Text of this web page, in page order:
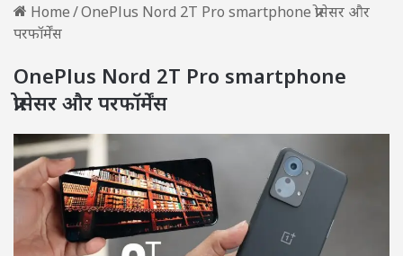
Home/OnePlus Nord 2T Pro smartphone प्रोसेसर और
परफॉर्मेंस
OnePlus Nord 2T Pro smartphone
प्रोसेसर और परफॉर्मेंस